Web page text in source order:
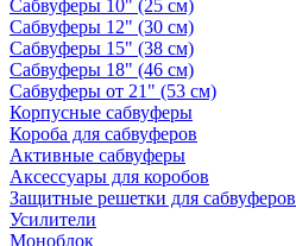
Сабвуферы 10" (25 см)
Сабвуферы 12" (30 см)
Сабвуферы 15" (38 см)
Сабвуферы 18" (46 см)
Сабвуферы от 21" (53 см)
Корпусные сабвуферы
Короба для сабвуферов
Активные сабвуферы
Аксессуары для коробов
Защитные решетки для сабвуферов
Усилители
Моноблок